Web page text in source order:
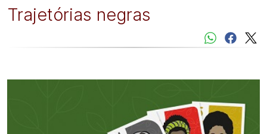
Trajetórias negras